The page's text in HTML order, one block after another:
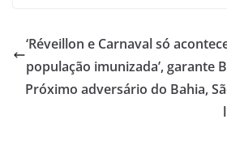
‘Réveillon e Carnaval só
população imunizada’, garante
Próximo adversário do Bahia,